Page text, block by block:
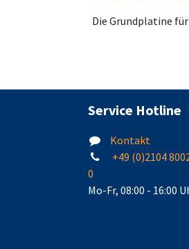
Die Grundplatine
Service Hotline
Kontakt
+49 (0)2104
0
Mo-Fr, 08:00 - 16:00